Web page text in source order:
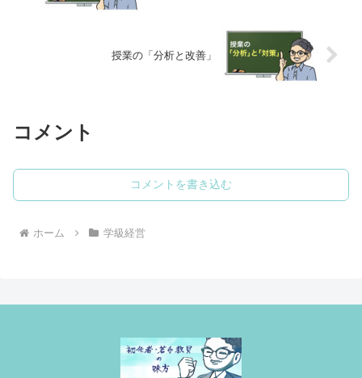
授業の「分析と改善」
コメント
コメントを書き込む
ホーム 学級経営